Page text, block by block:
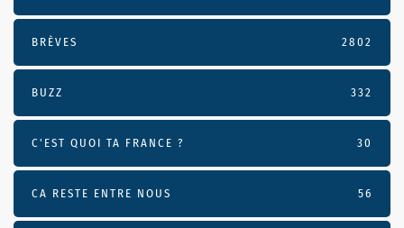
BRÈVES 2802
BUZZ 332
C'EST QUOI TA FRANCE ? 30
CA RESTE ENTRE NOUS 56